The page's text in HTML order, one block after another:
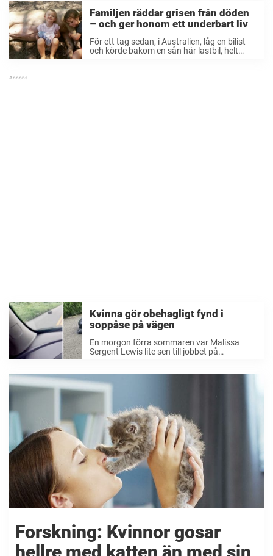
Familjen räddar grisen från döden
– och ger honom ett underbart liv
För ett tag sedan, i Australien, låg en bilist
och körde bakom en sån här lastbil, helt
Kvinna gör obehagligt fynd i
soppåse på vägen
En morgon förra sommaren var Malissa
Sergent Lewis lite sen till jobbet på
ta sin vanliga rutt bestämde hon sig därför
för att ...
Forskning: Kvinnor gosar